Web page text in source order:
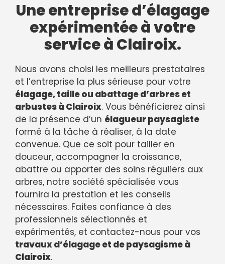
Une entreprise d’élagage
expérimentée à votre
service à Clairoix.
Nous avons choisi les meilleurs prestataires
et l’entreprise la plus sérieuse pour votre
élagage, taille ou abattage d’arbres et
arbustes à Clairoix. Vous bénéficierez ainsi
de la présence d’un élagueur paysagiste
formé à la tâche à réaliser, à la date
convenue. Que ce soit pour tailler en
douceur, accompagner la croissance,
abattre ou apporter des soins réguliers aux
arbres, notre société spécialisée vous
fournira la prestation et les conseils
nécessaires. Faites confiance à des
professionnels sélectionnés et
expérimentés, et contactez-nous pour vos
travaux d’élagage et de paysagisme à
Clairoix.